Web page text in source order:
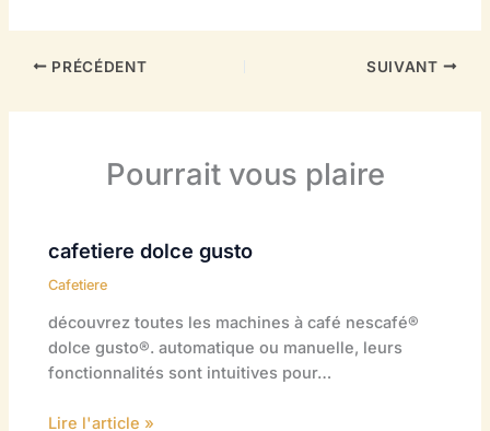
PRÉCÉDENT SUIVANT
Pourrait vous plaire
cafetiere dolce gusto
Cafetiere
découvrez toutes les machines à café nescafé®
dolce gusto®. automatique ou manuelle, leurs
fonctionnalités sont intuitives pour…
Lire l'article »